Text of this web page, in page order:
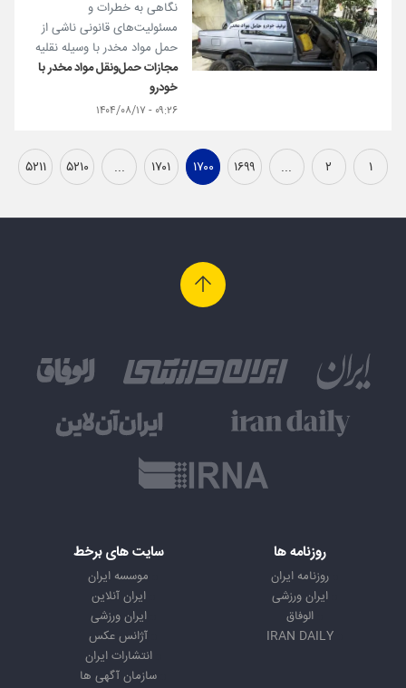
نگاهی به خطرات و
مسئولیت‌های قانونی ناشی از
حمل مواد مخدر با وسیله نقلیه
مجازات حمل‌و‌نقل مواد مخدر با
خودرو
۰۹:۲۶ - ۱۴۰۴/۰۸/۱۷
۱ ۲ ... ۱۶۹۹ ۱۷۰۰ ۱۷۰۱ ... ۵۲۱۰ ۵۲۱۱
روزنامه ها
روزنامه ایران
ایران ورزشی
الوفاق
IRAN DAILY
سایت های برخط
موسسه ایران
ایران آنلاین
ایران ورزشی
آژانس عکس
انتشارات ایران
سازمان آگهی ها